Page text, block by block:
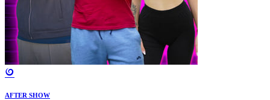
AFTER SHOW